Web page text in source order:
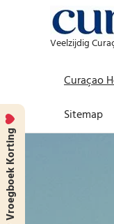
Skip
to
content
Veelzijdig
Curaçao
Sitemap
Vroegboek Korting